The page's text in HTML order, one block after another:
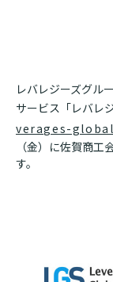
レバレジーズグル
サービス「レバレ
verages-
（金）に佐賀商
す。